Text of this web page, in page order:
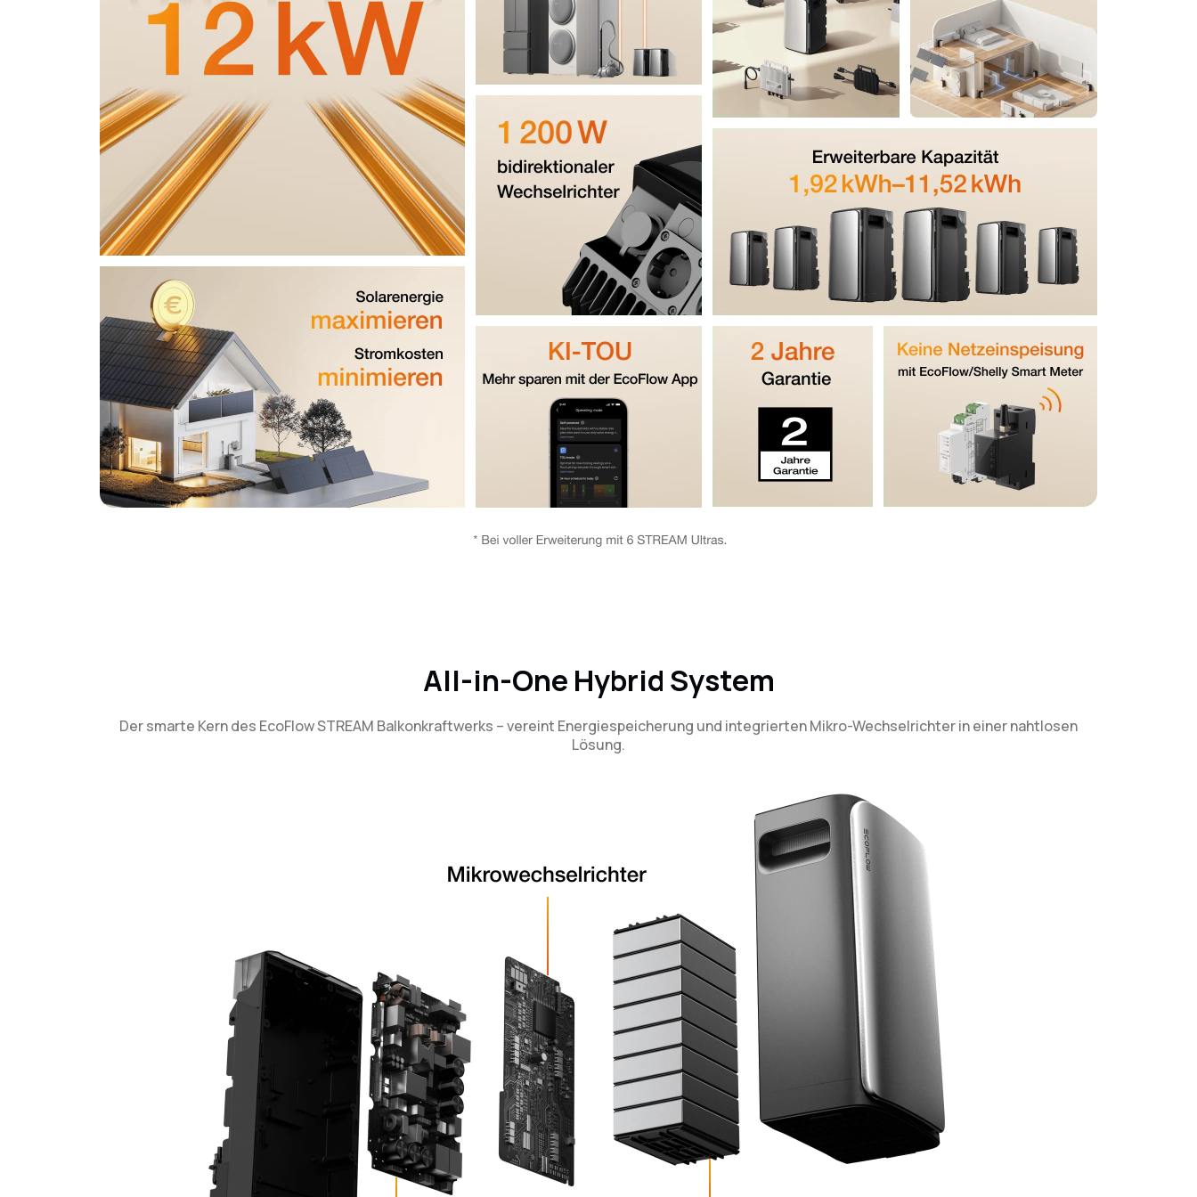
All-in-One Hybrid System
Der smarte Kern des EcoFlow STREAM Balkonkraftwerks – vereint Energiespeicherung und integrierten Mikro-Wechselrichter in einer nahtlosen
Lösung.